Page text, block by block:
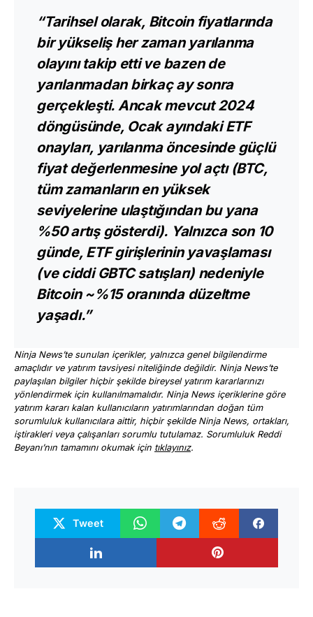
“Tarihsel olarak, Bitcoin fiyatlarında
bir yükseliş her zaman yarılanma
olayını takip etti ve bazen de
yarılanmadan birkaç ay sonra
gerçekleşti. Ancak mevcut 2024
döngüsünde, Ocak ayındaki ETF
onayları, yarılanma öncesinde güçlü
fiyat değerlenmesine yol açtı (BTC,
tüm zamanların en yüksek
seviyelerine ulaştığından bu yana
%50 artış gösterdi). Yalnızca son 10
günde, ETF girişlerinin yavaşlaması
(ve ciddi GBTC satışları) nedeniyle
Bitcoin ~%15 oranında düzeltme
yaşadı.”
Ninja News’te sunulan içerikler, yalnızca genel bilgilendirme
amaçlıdır ve yatırım tavsiyesi niteliğinde değildir. Ninja News’te
paylaşılan bilgiler hiçbir şekilde bireysel yatırım kararlarınızı
yönlendirmek için kullanılmamalıdır. Ninja News içeriklerine göre
yatırım kararı kalan kullanıcıların yatırımlarından doğan tüm
sorumluluk kullanıcılara aittir, hiçbir şekilde Ninja News, ortakları,
iştirakleri veya çalışanları sorumlu tutulamaz. Sorumluluk Reddi
Beyanı’nın tamamını okumak için tıklayınız.
Tweet